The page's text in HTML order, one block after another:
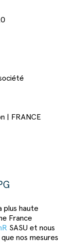
| FRANCE
plus haute
France
SASU et nous
nos mesures